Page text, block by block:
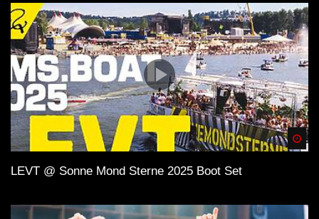
LEVT @ Sonne Mond Sterne 2025 Boot Set